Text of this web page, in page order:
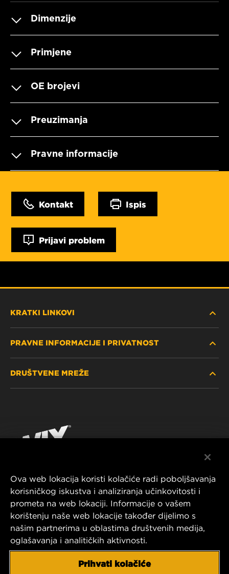
Dimenzije
Primjene
OE brojevi
Preuzimanja
Pravne informacije
Kontakt Ispis
Prijavi problem
KRATKI LINKOVI
GDJE KUPITI
KONTAKTIRAJTE NAS
PRAVNE INFORMACIJE I PRIVATNOST
IMPRESSUM
DRUŠTVENE MREŽE
YouTube
MANN+HUMMEL FT Poland
ul. Wrocławska 145,
63-800 GOSTYŃ, POLAND
Tel. +48 65 572 89 00
E-mail:info@mann-hummel.com
MANN+HUMMEL GROUP
Ova web lokacija koristi kolačiće radi poboljšavanja
korisničkog iskustva i analiziranja učinkovitosti i
prometa na web lokaciji. Informacije o vašem
korištenju naše web lokacije također dijelimo s
našim partnerima u oblastima društvenih medija,
oglašavanja i analitičkih aktivnosti.
Prihvati kolačiće